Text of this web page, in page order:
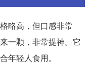
略高，但口感非常
一颗，非常提神。它
年轻人食用。